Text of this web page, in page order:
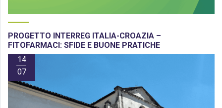
PROGETTO INTERREG ITALIA-CROAZIA –
FITOFARMACI: SFIDE E BUONE PRATICHE
14
07